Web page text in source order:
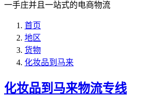
一手庄并且一站式的电商物流
首页
地区
货物
化妆品到马来
化妆品到马来物流专线